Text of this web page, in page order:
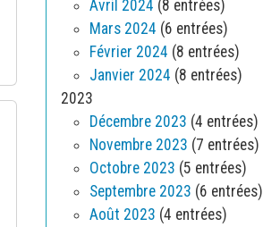
Avril 2024 (8 entrées)
Mars 2024 (6 entrées)
Février 2024 (8 entrées)
Janvier 2024 (8 entrées)
2023
Décembre 2023 (4 entrées)
Novembre 2023 (7 entrées)
Octobre 2023 (5 entrées)
Septembre 2023 (6 entrées)
Août 2023 (4 entrées)